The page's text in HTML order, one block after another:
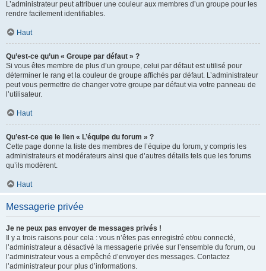
L’administrateur peut attribuer une couleur aux membres d’un groupe pour les
rendre facilement identifiables.
Haut
Qu’est-ce qu’un « Groupe par défaut » ?
Si vous êtes membre de plus d’un groupe, celui par défaut est utilisé pour
déterminer le rang et la couleur de groupe affichés par défaut. L’administrateur
peut vous permettre de changer votre groupe par défaut via votre panneau de
l’utilisateur.
Haut
Qu’est-ce que le lien « L’équipe du forum » ?
Cette page donne la liste des membres de l’équipe du forum, y compris les
administrateurs et modérateurs ainsi que d’autres détails tels que les forums
qu’ils modèrent.
Haut
Messagerie privée
Je ne peux pas envoyer de messages privés !
Il y a trois raisons pour cela : vous n’êtes pas enregistré et/ou connecté,
l’administrateur a désactivé la messagerie privée sur l’ensemble du forum, ou
l’administrateur vous a empêché d’envoyer des messages. Contactez
l’administrateur pour plus d’informations.